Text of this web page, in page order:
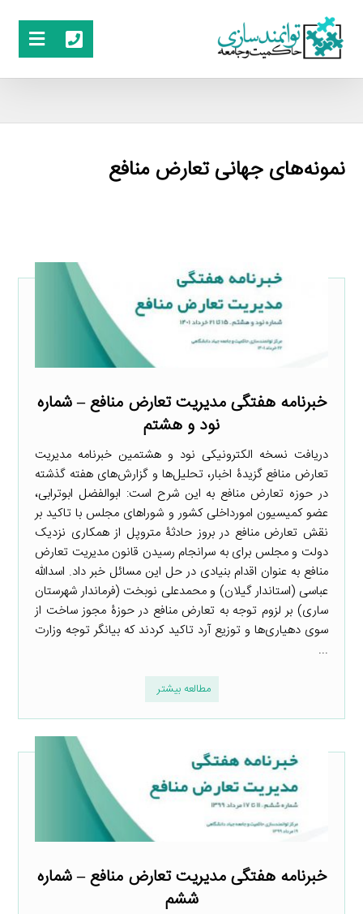
نمونه‌های جهانی تعارض منافع
خبرنامه هفتگی مدیریت تعارض منافع – شماره
نود و هشتم
دریافت نسخه الکترونیکی نود و هشتمین خبرنامه مدیریت
تعارض منافع گزیدۀ اخبار، تحلیل‌ها و گزارش‌های هفته گذشته
در حوزه تعارض منافع به این شرح است: ابوالفضل ابوترابی،
عضو کمیسیون امورداخلی کشور و شوراهای مجلس با تاکید بر
نقش تعارض منافع در بروز حادثۀ متروپل از همکاری نزدیک
دولت و مجلس برای به سرانجام رسیدن قانون مدیریت تعارض
منافع به عنوان اقدام بنیادی در حل این مسائل خبر داد. اسدالله
عباسی (استاندار گیلان) و محمدعلی نوبخت (فرماندار شهرستان
ساری) بر لزوم توجه به تعارض منافع در حوزۀ مجوز ساخت از
سوی دهیاری‌ها و توزیع آرد تاکید کردند که بیانگر توجه وزارت
...
مطالعه بیشتر
خبرنامه هفتگی مدیریت تعارض منافع – شماره
ششم